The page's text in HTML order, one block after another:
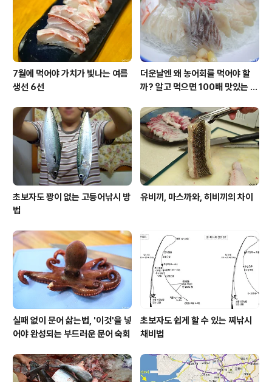
데이타 없슴 전장 : 20cm 분포 : 한국의 서해에만 분포하
는 한국 고유의 종 음식..
7월에 먹어야 가치가 빛나는 여름
생선 6선
더운날엔 왜 농어회를 먹어야 할
까? 알고 먹으면 100배 맛있는 농
초보자도 꽝이 없는 고등어낚시 방
법
유비끼, 마스까와, 히비끼의 차이
실패 없이 문어 삶는법, '이것'을 넣
어야 완성되는 부드러운 문어 숙회
초보자도 쉽게 할 수 있는 찌낚시
채비법